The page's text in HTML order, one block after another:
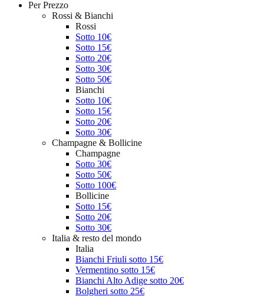
Per Prezzo
Rossi & Bianchi
Rossi
Sotto 10€
Sotto 15€
Sotto 20€
Sotto 30€
Sotto 50€
Bianchi
Sotto 10€
Sotto 15€
Sotto 20€
Sotto 30€
Champagne & Bollicine
Champagne
Sotto 30€
Sotto 50€
Sotto 100€
Bollicine
Sotto 15€
Sotto 20€
Sotto 30€
Italia & resto del mondo
Italia
Bianchi Friuli sotto 15€
Vermentino sotto 15€
Bianchi Alto Adige sotto 20€
Bolgheri sotto 25€